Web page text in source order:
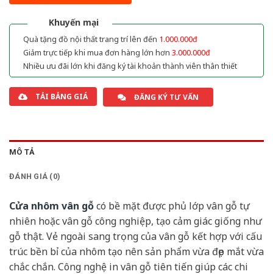
Khuyến mại
Quà tặng đồ nội thất trang trí lên đến 1.000.000đ
Giảm trực tiếp khi mua đơn hàng lớn hơn 3.000.000đ
Nhiều ưu đãi lớn khi đăng ký tài khoản thành viên thân thiết
TẢI BẢNG GIÁ ĐĂNG KÝ TƯ VẤN
MÔ TẢ
ĐÁNH GIÁ (0)
Cửa nhôm vân gỗcó bề mặt được phủ lớp vân gỗ tự
nhiên hoặc vân gỗ công nghiệp, tạo cảm giác giống như
gỗ thật. Vẻ ngoài sang trọng của vân gỗ kết hợp với cấu
trúc bền bỉ của nhôm tạo nên sản phẩm vừa đẹp mắt vừa
chắc chắn. Công nghệ in vân gỗ tiên tiến giúp các chi